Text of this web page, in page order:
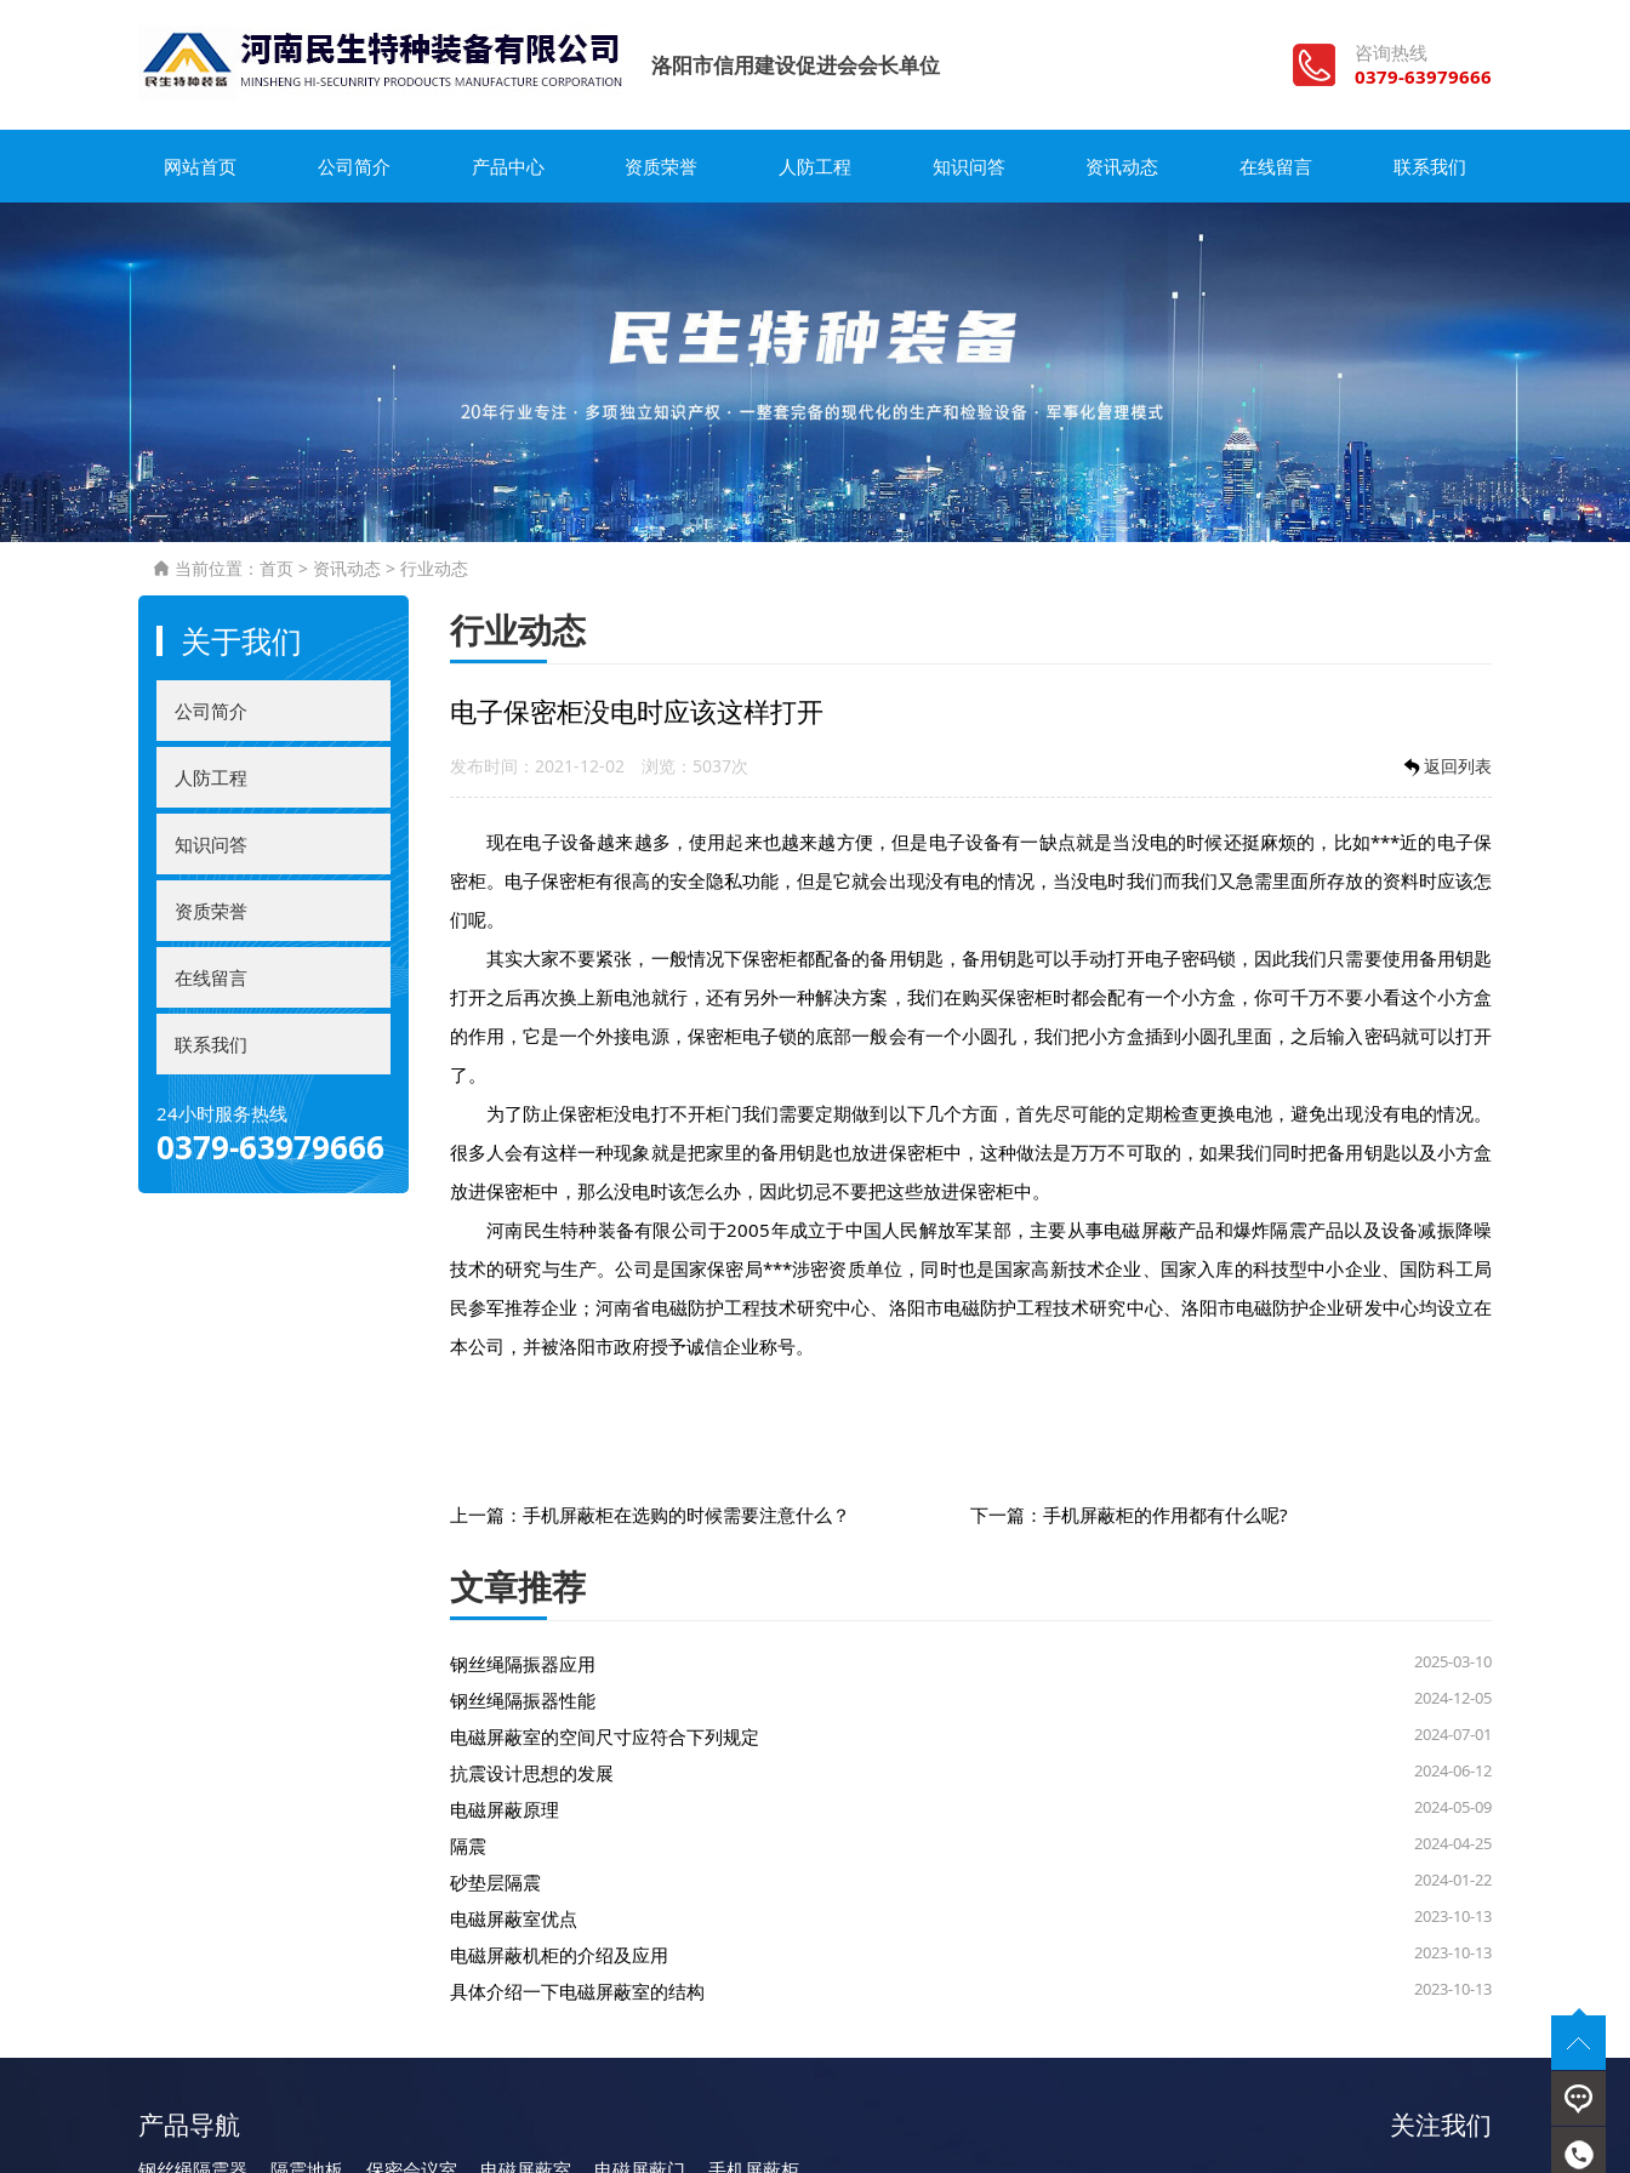
洛阳市信用建设促进会会长单位
咨询热线
0379-63979666
网站首页 公司简介 产品中心 资质荣誉 人防工程 知识问答 资讯动态 在线留言 联系我们
 当前位置： 首页 > 资讯动态 > 行业动态
关于我们
公司简介
人防工程
知识问答
资质荣誉
在线留言
联系我们
24小时服务热线
0379-63979666
行业动态
电子保密柜没电时应该这样打开
发布时间：2021-12-02 浏览：5037次 返回列表
现在电子设备越来越多，使用起来也越来越方便，但是电子设备有一缺点就是当没电的时候还挺麻烦的，比如***近的电子保
密柜。电子保密柜有很高的安全隐私功能，但是它就会出现没有电的情况，当没电时我们而我们又急需里面所存放的资料时应该怎
们呢。
其实大家不要紧张，一般情况下保密柜都配备的备用钥匙，备用钥匙可以手动打开电子密码锁，因此我们只需要使用备用钥匙
打开之后再次换上新电池就行，还有另外一种解决方案，我们在购买保密柜时都会配有一个小方盒，你可千万不要小看这个小方盒
的作用，它是一个外接电源，保密柜电子锁的底部一般会有一个小圆孔，我们把小方盒插到小圆孔里面，之后输入密码就可以打开
了。
为了防止保密柜没电打不开柜门我们需要定期做到以下几个方面，首先尽可能的定期检查更换电池，避免出现没有电的情况。
很多人会有这样一种现象就是把家里的备用钥匙也放进保密柜中，这种做法是万万不可取的，如果我们同时把备用钥匙以及小方盒
放进保密柜中，那么没电时该怎么办，因此切忌不要把这些放进保密柜中。
河南民生特种装备有限公司于2005年成立于中国人民解放军某部，主要从事电磁屏蔽产品和爆炸隔震产品以及设备减振降噪
技术的研究与生产。公司是国家保密局***涉密资质单位，同时也是国家高新技术企业、国家入库的科技型中小企业、国防科工局
民参军推荐企业；河南省电磁防护工程技术研究中心、洛阳市电磁防护工程技术研究中心、洛阳市电磁防护企业研发中心均设立在
本公司，并被洛阳市政府授予诚信企业称号。
上一篇： 手机屏蔽柜在选购的时候需要注意什么？ 下一篇：手机屏蔽柜的作用都有什么呢?
文章推荐
钢丝绳隔振器应用 2025-03-10
钢丝绳隔振器性能 2024-12-05
电磁屏蔽室的空间尺寸应符合下列规定 2024-07-01
抗震设计思想的发展 2024-06-12
电磁屏蔽原理 2024-05-09
隔震 2024-04-25
砂垫层隔震 2024-01-22
电磁屏蔽室优点 2023-10-13
电磁屏蔽机柜的介绍及应用 2023-10-13
具体介绍一下电磁屏蔽室的结构 2023-10-13
产品导航 关注我们